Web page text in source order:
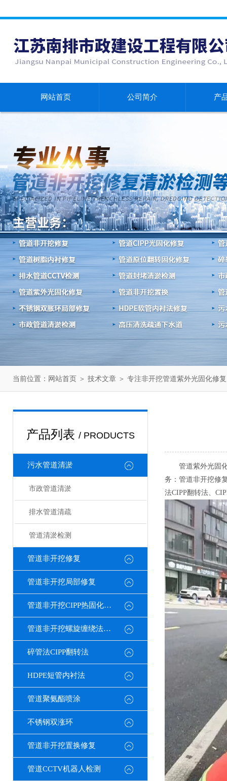
网站首页 公司简介 产
当前位置： 网站首页 ＞ 技术文章 ＞ 专注非开挖管道紫外光固化修复
产品列表 / PRODUCTS
污水管道清淤
市政管道清淤
排水管道清疏
管道清淤检测
管道非开挖修复
管道非开挖局部修复
管道非开挖CIPP热固化修复
管道非开挖螺旋缠绕法修复
碎管法CIPP翻转法
HDPE短管内衬法
管道聚氨酯喷涂
不锈钢双涨环
管道非开挖置换修复
管道CCTV机器人检测
管道紫外光固
务：管道非开挖修
法CIPP翻转法、